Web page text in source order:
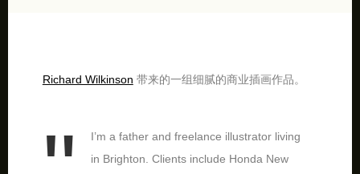
Richard Wilkinson 带来的一组细腻的商业插画作品。
I’m a father and freelance illustrator living
in Brighton. Clients include Honda New